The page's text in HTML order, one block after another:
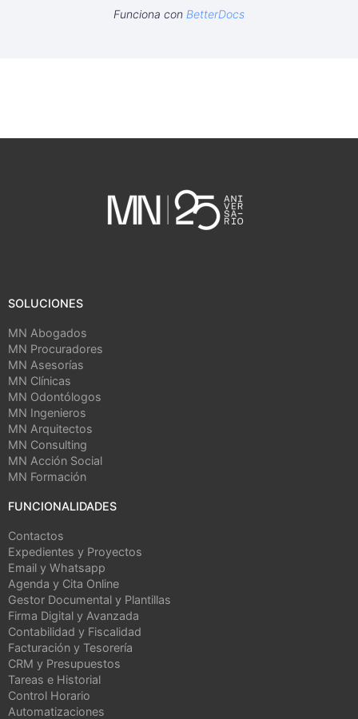
Funciona con BetterDocs
SOLUCIONES
MN Abogados
MN Procuradores
MN Asesorías
MN Clínicas
MN Odontólogos
MN Ingenieros
MN Arquitectos
MN Consulting
MN Acción Social
MN Formación
FUNCIONALIDADES
Contactos
Expedientes y Proyectos
Email y Whatsapp
Agenda y Cita Online
Gestor Documental y Plantillas
Firma Digital y Avanzada
Contabilidad y Fiscalidad
Facturación y Tesorería
CRM y Presupuestos
Tareas e Historial
Control Horario
Automatizaciones